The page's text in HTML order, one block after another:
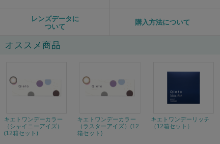
レンズデータに
ついて
購入方法について
オススメ商品
キエトワンデーカラー
（シャイニーアイズ）
(12箱セット)
キエトワンデーカラー
（ラスターアイズ）(12
箱セット)
キエトワンデーリッチ
（12箱セット）